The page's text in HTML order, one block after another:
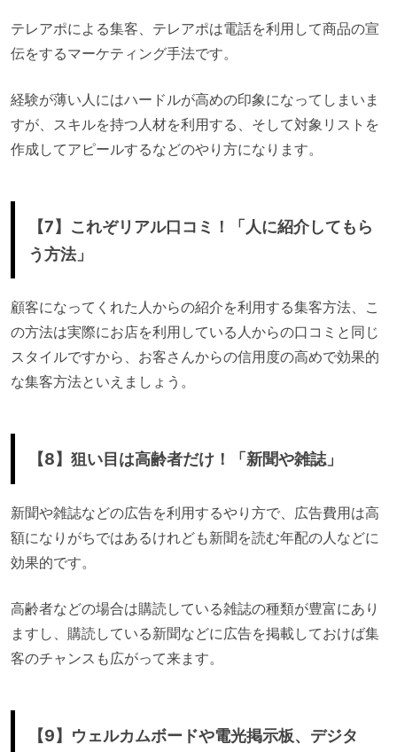
テレアポによる集客、テレアポは電話を利用して商品の宣
伝をするマーケティング手法です。
経験が薄い人にはハードルが高めの印象になってしまいま
すが、スキルを持つ人材を利用する、そして対象リストを
作成してアピールするなどのやり方になります。
【7】これぞリアル口コミ！「人に紹介してもら
う方法」
顧客になってくれた人からの紹介を利用する集客方法、こ
の方法は実際にお店を利用している人からの口コミと同じ
スタイルですから、お客さんからの信用度の高めで効果的
な集客方法といえましょう。
【8】狙い目は高齢者だけ！「新聞や雑誌」
新聞や雑誌などの広告を利用するやり方で、広告費用は高
額になりがちではあるけれども新聞を読む年配の人などに
効果的です。
高齢者などの場合は購読している雑誌の種類が豊富にあり
ますし、購読している新聞などに広告を掲載しておけば集
客のチャンスも広がって来ます。
【9】ウェルカムボードや電光掲示板、デジタ